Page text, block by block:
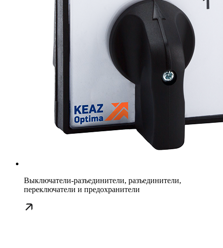
Выключатели-разъединители, разъединители,
переключатели и предохранители